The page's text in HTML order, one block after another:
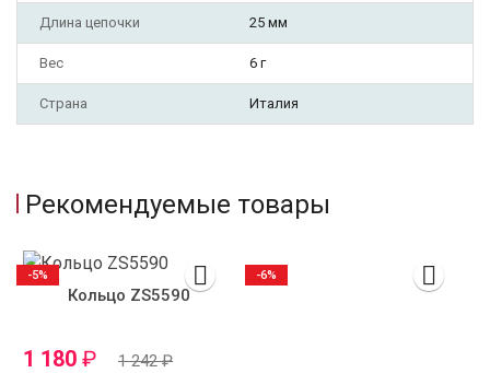
Длина цепочки 25 мм
Вес 6 г
Страна Италия
Рекомендуемые товары
Кольцо ZS5590
1 180 ₽ 1 242₽
-5% -6%